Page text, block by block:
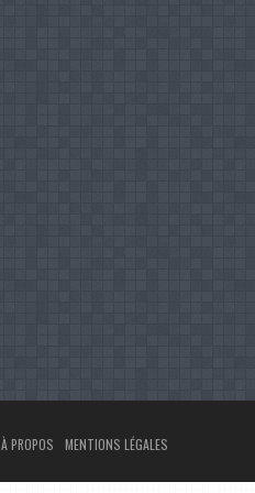
À PROPOS
MENTIONS LÉGALES